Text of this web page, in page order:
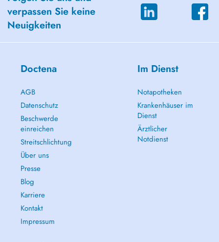
verpassen Sie keine
Neuigkeiten
Doctena
AGB
Datenschutz
Beschwerde
einreichen
Streitschlichtung
Über uns
Presse
Blog
Karriere
Kontakt
Impressum
Im Dienst
Notapotheken
Krankenhäuser im
Dienst
Ärztlicher
Notdienst